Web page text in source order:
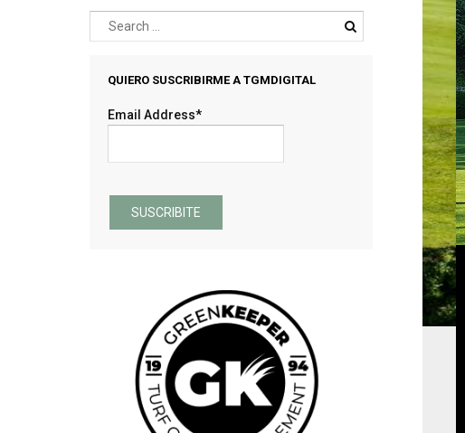
QUIERO SUSCRIBIRME A TGMDIGITAL
Email Address*